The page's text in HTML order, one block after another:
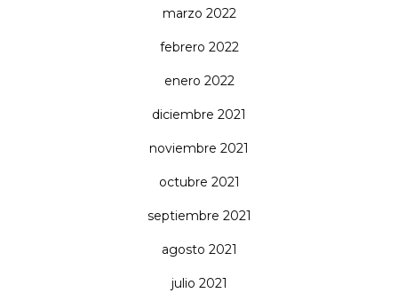
marzo 2022
febrero 2022
enero 2022
diciembre 2021
noviembre 2021
octubre 2021
septiembre 2021
agosto 2021
julio 2021